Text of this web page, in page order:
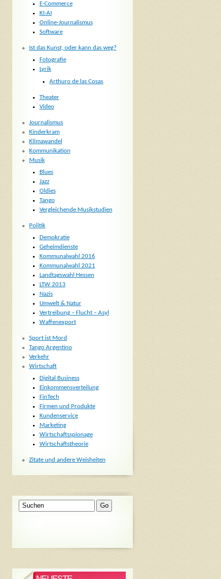
E-Commerce
KI-AI
Online-Journalismus
Software
Ist das Kunst, oder kann das weg?
Fotografie
Lyrik
Arthuro de las Cosas
Theater
Video
Journalismus
Kinderkram
Klimawandel
Kommunikation
Musik
Blues
Jazz
Oldies
Tango
Vergleichende Musikstudien
Politik
Demokratie
Geheimdienste
Kommunalwahl 2016
Kommunalwahl 2021
Landtagswahl Hessen
LTW 2013
Nazis
Umwelt & Natur
Vertreibung – Flucht – Asyl
Waffenexport
Sport ist Mord
Tango Argentino
Verkehr
Wirtschaft
Digital Business
Einkommensverteilung
FinTech
Firmen und Produkte
Kundenservice
Marketing
Wirtschaftsspionage
Wirtschaftstheorie
Zitate und andere Weisheiten